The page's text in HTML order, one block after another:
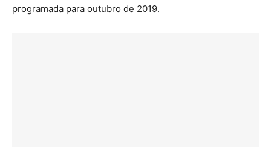
programada para outubro de 2019.